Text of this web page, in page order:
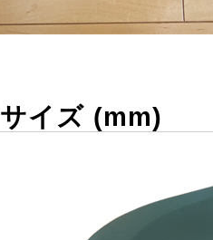
サイズ (mm)